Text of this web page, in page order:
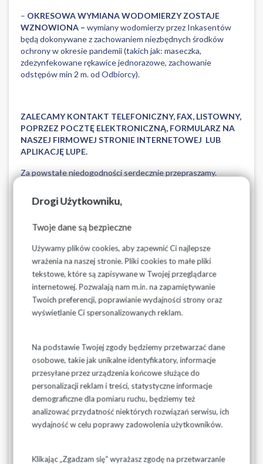
Drogi Użytkowniku,
Twoje dane są bezpieczne
Używamy plików cookies, aby zapewnić Ci najlepsze
wrażenia na naszej stronie. Pliki cookies to małe pliki
tekstowe, które są zapisywane w Twojej przeglądarce
internetowej. Pozwalają nam m.in. na zapamiętywanie
Twoich preferencji, poprawianie wydajności strony oraz
wyświetlanie Ci spersonalizowanych reklam.
Na podstawie Twojej zgody będziemy przetwarzać dane
osobowe, takie jak unikalne identyfikatory, informacje
przesyłane przez urządzenia końcowe służące do
personalizacji reklam i treści, statystyczne informacje
demograficzne dla pomiaru ruchu, będziemy też
analizować przydatność niektórych rozwiązań serwisu, ich
wydajność w celu poprawy zadowolenia użytkowników.
Klikając „Zgadzam się” wyrażasz zgodę na przetwarzanie
– OKRESOWA WYMIANA WODOMIERZY ZOSTAJE
WZNOWIONA – wymiany wodomierzy przez Inkasentów
będą dokonywane z zachowaniem niezbędnych środków
ochrony w okresie pandemii (takich jak: maseczka,
zdezynfekowane rękawice jednorazowe, zachowanie
odstępów min 2 m. od Odbiorcy).
ZALECAMY KONTAKT TELEFONICZNY, FAX, LISTOWNY,
POPRZEZ POCZTĘ ELEKTRONICZNĄ, FORMULARZ NA
NASZEJ FIRMOWEJ STRONIE INTERNETOWEJ LUB
APLIKACJĘ LUPE.
Za powstałe niedogodności serdecznie przepraszamy.
wpłynie na zapewnienie ciągłości dostaw wody, a także
odbioru ścieków.
DANE KONTAKTOWE
TELEFONY:
Białystok:
centrala 85 744-33-34, 85 746-67-09, kom. 511 160 937
04-40,
Dział Techniczno-Eksploatacyjny: tel./fax 85 741-81-15
Bielsk Podlaski:
Wydział Techniczno-Eksploatacyjny Południe w Bielsku
Podlaskim: tel./fax 85 730-35-16